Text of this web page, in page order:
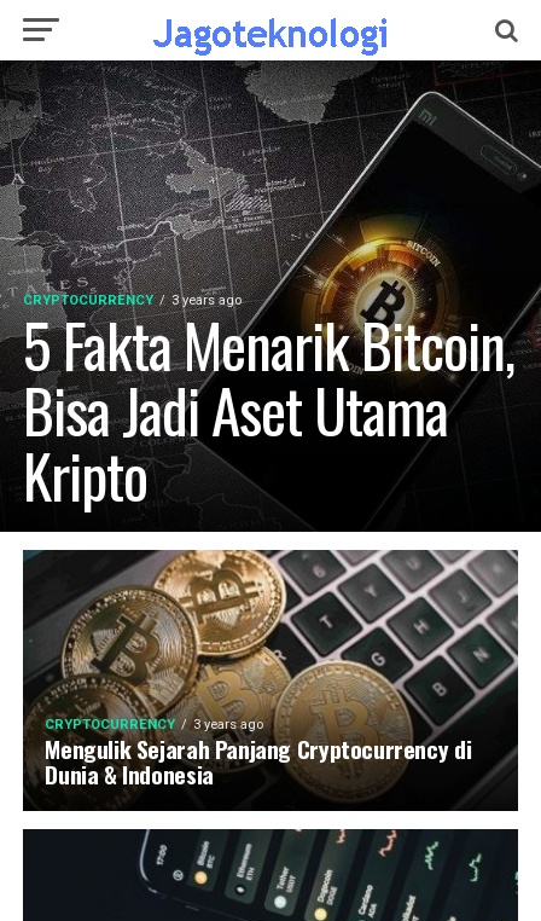
CRYPTOCURRENCY 3 years ago
5 Fakta Menarik Bitcoin,
Bisa Jadi Aset Utama
Kripto
CRYPTOCURRENCY 3 years ago
Mengulik Sejarah Panjang Cryptocurrency di
Dunia & Indonesia